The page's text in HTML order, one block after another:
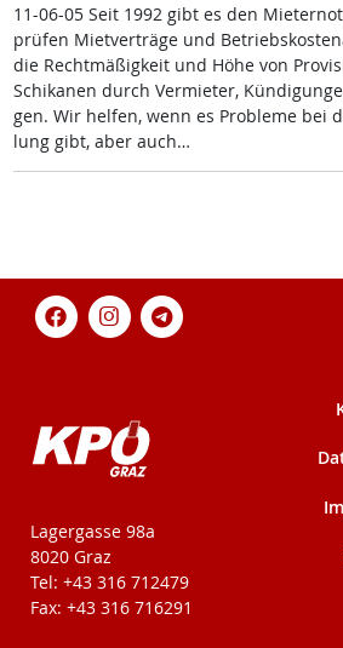
11-06-05 Seit 1992 gibt es den
prü­fen Miet­ver­trä­ge und
die Recht­mä­ß­ig­keit und Höhe von
Schi­ka­nen durch Ver­mie­ter,
gen. Wir hel­fen, wenn es Pro­b­le­me bei
lung gibt, aber auch…
KPÖ-Steiermark
Lagergasse 98a
8020 Graz
Tel: +43 316 712479
Fax: +43 316 716291